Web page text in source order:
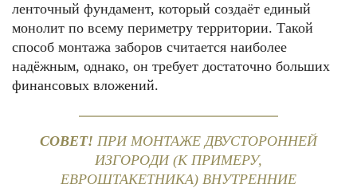
ленточный фундамент, который создаёт единый
монолит по всему периметру территории. Такой
способ монтажа заборов считается наиболее
надёжным, однако, он требует достаточно больших
финансовых вложений.
СОВЕТ! ПРИ МОНТАЖЕ ДВУСТОРОННЕЙ
ИЗГОРОДИ (К ПРИМЕРУ,
ЕВРОШТАКЕТНИКА) ВНУТРЕННИЕ